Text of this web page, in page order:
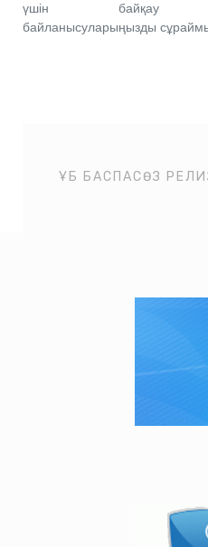
үшін байқау
байланысуларыңызды
ҰБ БАСПАСӨЗ